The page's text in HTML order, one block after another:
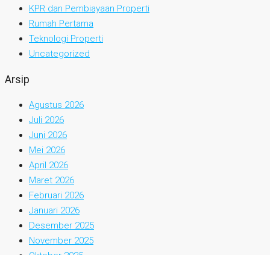
KPR dan Pembiayaan Properti
Rumah Pertama
Teknologi Properti
Uncategorized
Arsip
Agustus 2026
Juli 2026
Juni 2026
Mei 2026
April 2026
Maret 2026
Februari 2026
Januari 2026
Desember 2025
November 2025